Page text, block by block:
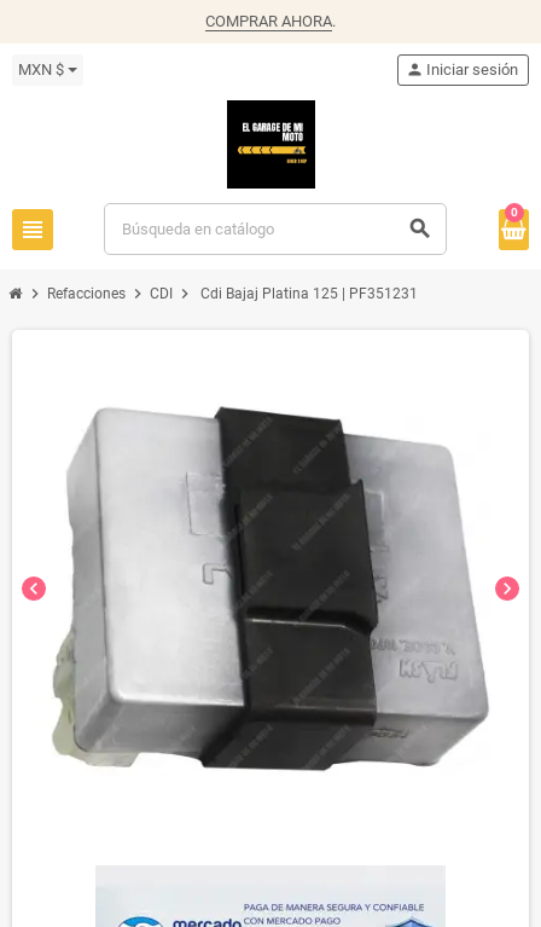
COMPRAR AHORA.
MXN $
view_headline search
person Iniciar sesión
0
chevron_right Refacciones chevron_right CDI chevron_right Cdi Bajaj Platina 125 | PF351231
chevron_left chevron_right